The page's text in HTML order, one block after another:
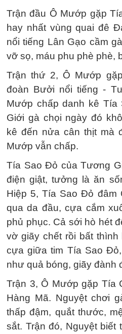
Trận đầu Ô Mướp gặp
hay nhất vùng quai đê
nổi tiếng Lân Gạo cầm
vỡ sọ, máu phu phè phè,
Trận thứ 2, Ô Mướp
đoàn Bưởi nổi tiếng -
Mướp chấp danh kê
Giới gà chọi ngày đó
kê đến nửa cân thịt mà
Mướp vẫn chấp.
Tía Sao Ðỏ của Tương
điện giật, tưởng là ăn
Hiệp 5, Tía Sao Ðỏ đâm
qua da đầu, cựa cắm
phủ phục. Cả sới hò hét
vờ giãy chết rồi bất
cựa giữa tim Tía Sao
như quả bóng, giãy đành
Trận 3, Ô Mướp gặp Tía
Hàng Mã. Nguyệt chơi
thấp đậm, quắt thước,
sắt. Trận đó, Nguyệt biết